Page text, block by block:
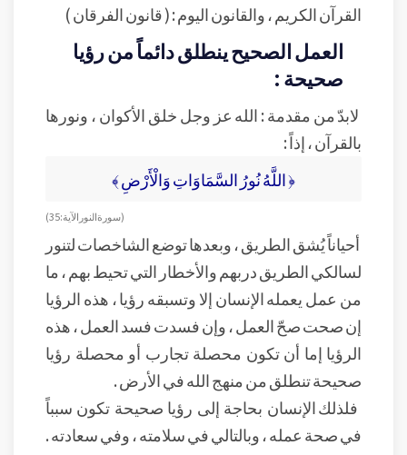
القرآن الكريم ، والقانون اليوم : ( قانون الفرقان )
العمل الصحيح ينطلق دائماً من رؤيا
صحيحة :
لابدّ من مقدمة : الله عز وجل خلق الأكوان ، ونورها
بالقرآن ، إذاً :
﴿ اللَّهُ نُورُ السَّمَاوَاتِ وَالْأَرْضِ ﴾
( سورة النور الآية : 35 )
أحياناً يُشق الطريق ، وبعدها توضع الشاخصات لتنور
لسالكي الطريق دربهم والأخطار التي تحيط بهم ، ما
من عمل يعمله الإنسان إلا وتسبقه رؤيا ، هذه الرؤيا
إن صحت صحّ العمل ، وإن فسدت فسد العمل ، هذه
الرؤيا إما أن تكون محصلة تجارب أو محصلة رؤيا
صحيحة تنطلق من منهج الله في الأرض .
فلذلك الإنسان بحاجة إلى رؤيا صحيحة تكون سبباً
في صحة عمله ، وبالتالي في سلامته ، وفي سعادته .